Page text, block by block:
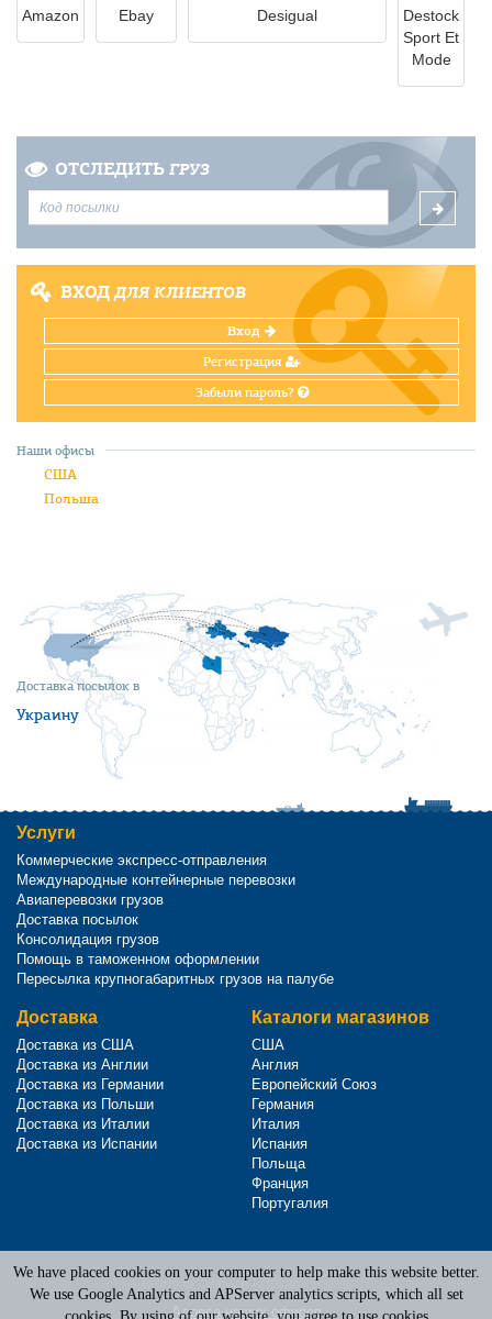
Amazon Ebay Desigual
Destock
Sport Et
Mode
ОТСЛЕДИТЬ ГРУЗ
ВХОДДЛЯ КЛИЕНТОВ
Вход
Регистрация
Забыли пароль?
Доставка посылок в
Украину
Наши офисы
США
Польша
Услуги
Коммерческие экспресс-отправления
Международные контейнерные перевозки
Авиаперевозки грузов
Доставка посылок
Консолидация грузов
Помощь в таможенном оформлении
Пересылка крупногабаритных грузов на палубе
Доставка
Доставка из США
Доставка из Англии
Доставка из Германии
Доставка из Польши
Доставка из Италии
Доставка из Испании
Каталоги магазинов
США
Англия
Европейский Союз
Германия
Италия
Испания
Польща
Франция
Португалия
Terms of Service
Privacy Policy
Адреса наших офисов
We have placed cookies on your computer to help make this website better.
We use Google Analytics and APServer analytics scripts, which all set